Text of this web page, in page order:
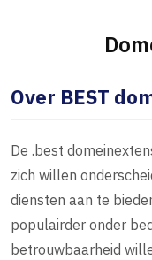
Over BEST
De .best
zich willen
diensten aan te
populairder onder
betrouwbaarheid